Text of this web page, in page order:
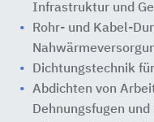
Infrastruktur und
Rohr- und Kabel-
Dichtungstechnik
Abdichten von
Dehnungsfugen